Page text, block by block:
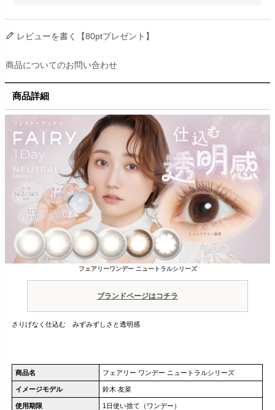
レビューを書く【80ptプレゼント】
商品についてのお問い合わせ
商品詳細
フェアリーワンデー ニュートラルシリーズ
ブランドページはコチラ
さりげなく仕込む みずみずしさと透明感
商品名 フェアリー ワンデー ニュートラルシリーズ
イメージモデル 鈴木 友菜
使用期限 1日使い捨て（ワンデー）